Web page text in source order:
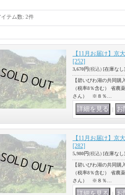
テム数: 2件
【11月お届け】京
[252]
3,670円(税込) [在庫なし]
【碧いびわ湖の共同
（税率8％含む） 省
さん） ※８％…
【11月お届け】京
[282]
5,980円(税込) [在庫なし]
【碧いびわ湖の共同
（税率8％含む） 省
さん） ※８％…